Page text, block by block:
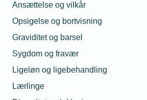
Ansættelse og vilkår
Opsigelse og bortvisning
Graviditet og barsel
Sygdom og fravær
Ligeløn og ligebehandling
Lærlinge
Skrevet af: Mads Hagemann Petersen